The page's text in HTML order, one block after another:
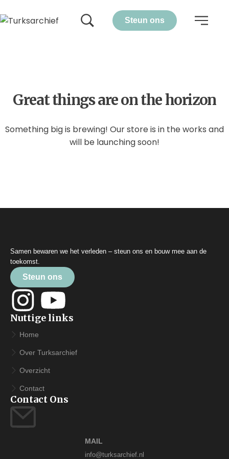
Steun ons
Great things are on the horizon
Something big is brewing! Our store is in the works and
will be launching soon!
Samen bewaren we het verleden – steun ons en bouw mee aan de
toekomst.
Steun ons
Nuttige links
Home
Over Turksarchief
Overzicht
Contact
Contact Ons
MAIL
info@turksarchief.nl